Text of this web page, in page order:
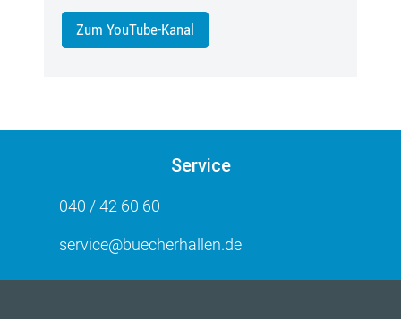
Zum YouTube-Kanal
Service
040 / 42 60 60
service@buecherhallen.de